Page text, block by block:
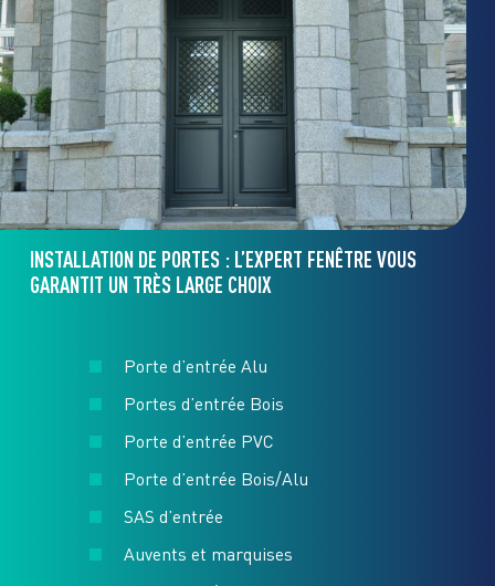
INSTALLATION DE PORTES : L’EXPERT FENÊTRE VOUS
GARANTIT UN TRÈS LARGE CHOIX
Porte d’entrée Alu
Portes d’entrée Bois
Porte d’entrée PVC
Porte d’entrée Bois/Alu
SAS d’entrée
Auvents et marquises